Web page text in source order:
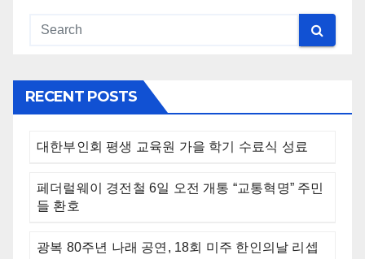
RECENT POSTS
대한부인회 평생 교육원 가을 학기 수료식 성료
페더럴웨이 경전철 6일 오전 개통 “교통혁명” 주민
들 환호
광복 80주년 나래 공연, 18회 미주 한인의날 리셉